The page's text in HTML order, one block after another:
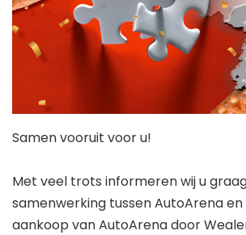
Samen vooruit voor u!
Met veel trots informeren wij u
samenwerking tussen AutoArena
aankoop van AutoArena door